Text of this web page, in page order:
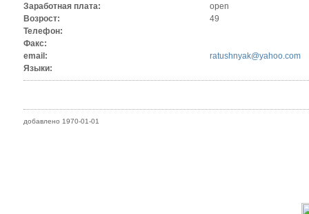
Заработная плата:
open
Возрост:
49
Телефон:
Факс:
email:
ratushnyak@yahoo.com
Языки:
добавлено 1970-01-01